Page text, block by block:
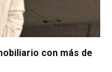
con más de